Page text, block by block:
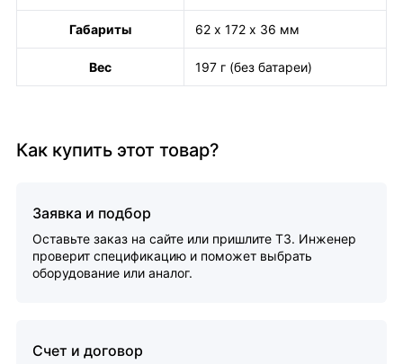
Габариты 62 х 172 х 36 мм
Вес 197 г (без батареи)
Как купить этот товар?
Заявка и подбор
Оставьте заказ на сайте или пришлите ТЗ. Инженер
проверит спецификацию и поможет выбрать
оборудование или аналог.
Счет и договор